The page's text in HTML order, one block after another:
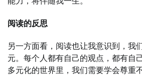
阅读的反思
另一方面看，阅读也让我意识到，我
元。每个人都有自己的观点，都有自
多元化的世界里，我们需要学会尊重